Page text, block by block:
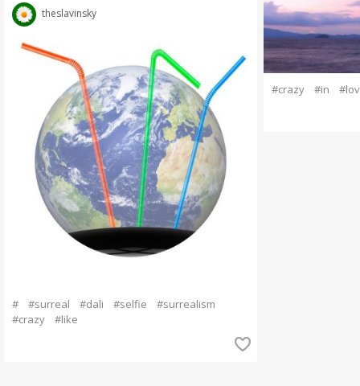
theslavinsky
# #surreal #dali #selfie
#surrealism
#crazy
#like
#crazy #in